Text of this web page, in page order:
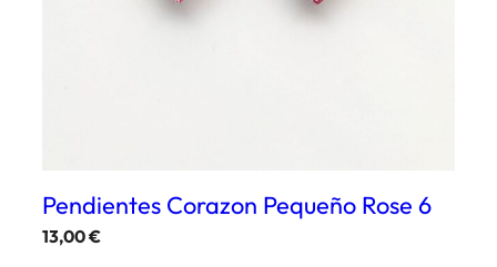
Pendientes Corazon Pequeño Rose 6
13,00€